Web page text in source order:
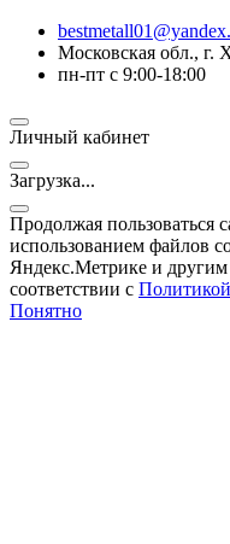
Московская обл., г.
пн-пт с 9:00-18:00
Личный кабинет
Загрузка...
Продолжая пользоваться
использованием файлов
Яндекс.Метрике и
соответствии с
Понятно